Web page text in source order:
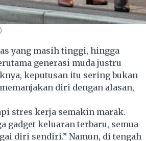
yang masih tinggi, hingga
generasi muda justru
keputusan itu sering bukan
diri dengan alasan,
stres kerja semakin marak.
keluaran terbaru, semua
diri sendiri.” Namun, di tengah